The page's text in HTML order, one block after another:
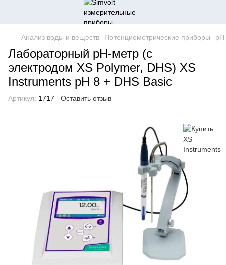
Анализ воды и веществ Потенциометрические приборы
Лабораторный pH-метр (с
электродом XS Polymer, DHS) XS
Instruments pH 8 + DHS Basic
Артикул: 1717 Оставить отзыв